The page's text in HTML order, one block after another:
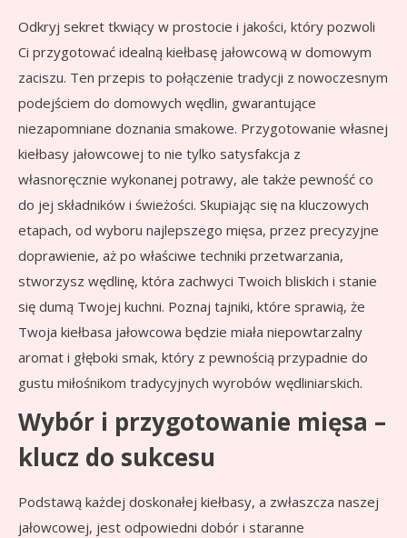
Odkryj sekret tkwiący w prostocie i jakości, który pozwoli
Ci przygotować idealną kiełbasę jałowcową w domowym
zaciszu. Ten przepis to połączenie tradycji z nowoczesnym
podejściem do domowych wędlin, gwarantujące
niezapomniane doznania smakowe. Przygotowanie własnej
kiełbasy jałowcowej to nie tylko satysfakcja z
własnoręcznie wykonanej potrawy, ale także pewność co
do jej składników i świeżości. Skupiając się na kluczowych
etapach, od wyboru najlepszego mięsa, przez precyzyjne
doprawienie, aż po właściwe techniki przetwarzania,
stworzysz wędlinę, która zachwyci Twoich bliskich i stanie
się dumą Twojej kuchni. Poznaj tajniki, które sprawią, że
Twoja kiełbasa jałowcowa będzie miała niepowtarzalny
aromat i głęboki smak, który z pewnością przypadnie do
gustu miłośnikom tradycyjnych wyrobów wędliniarskich.
Wybór i przygotowanie mięsa –
klucz do sukcesu
Podstawą każdej doskonałej kiełbasy, a zwłaszcza naszej
jałowcowej, jest odpowiedni dobór i staranne